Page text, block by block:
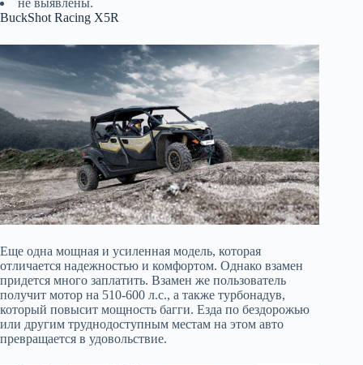
не выявлены.
BuckShot Racing X5R
Еще одна мощная и усиленная модель, которая
отличается надежностью и комфортом. Однако взамен
придется много заплатить. Взамен же пользователь
получит мотор на 510-600 л.с., а также турбонадув,
который повысит мощность багги. Езда по бездорожью
или другим труднодоступным местам на этом авто
превращается в удовольствие.